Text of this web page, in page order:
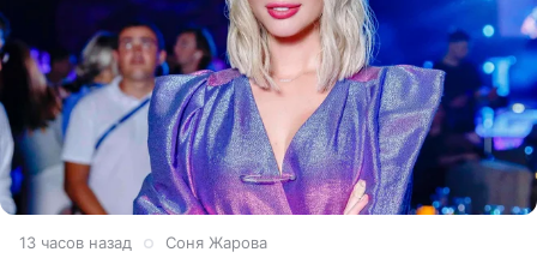
13 часов назад Соня Жарова